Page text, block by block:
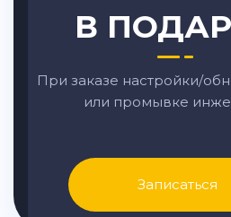
В
При заказе настройки/
или промывке
Записаться